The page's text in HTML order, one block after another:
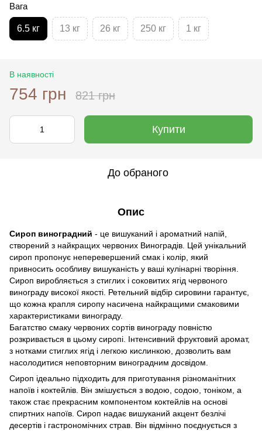
Вага
6.5 кг 13 кг 26 кг 250 кг 1 кг
В наявності
754 грн 821 грн
Купити
До обраного
Опис
Сироп виноградний - це вишуканий і ароматний напій,
створений з найкращих червоних Виноградів. Цей унікальний
сироп пропонує неперевершений смак і колір, який
привносить особливу вишуканість у ваші кулінарні творіння.
Сироп виробляється з стиглих і соковитих ягід червоного
винограду високої якості. Ретельний відбір сировини гарантує,
що кожна крапля сиропу насичена найкращими смаковими
характеристиками винограду.
Багатство смаку червоних сортів винограду повністю
розкривається в цьому сиропі. Інтенсивний фруктовий аромат,
з нотками стиглих ягід і легкою кислинкою, дозволить вам
насолодитися неповторним виноградним досвідом.
Сироп ідеально підходить для приготування різноманітних
напоїв і коктейлів. Він змішується з водою, содою, тоніком, а
також стає прекрасним компонентом коктейлів на основі
спиртних напоїв. Сироп надає вишуканий акцент безлічі
десертів і гастрономічних страв. Він відмінно поєднується з